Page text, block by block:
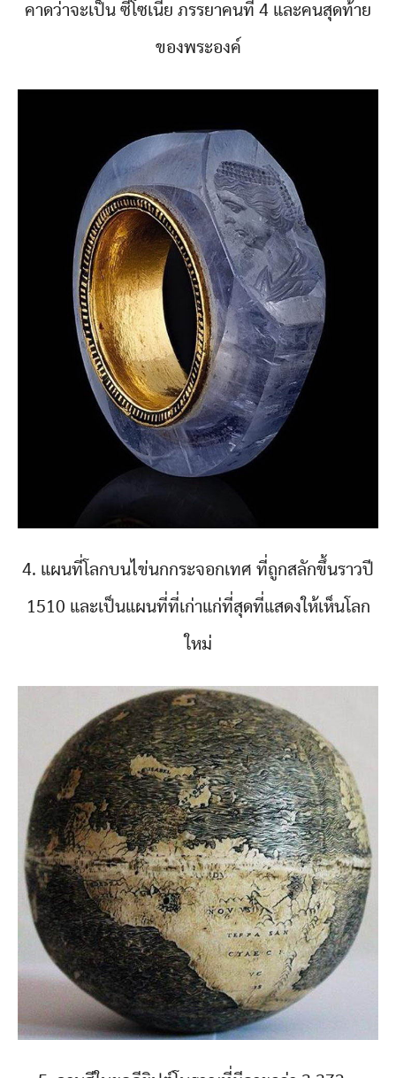
คาดว่าจะเป็น ซีโซเนีย ภรรยาคนที่ 4 และคนสุดท้าย
ของพระองค์
4. แผนที่โลกบนไข่นกกระจอกเทศ ที่ถูกสลักขึ้นราวปี
1510 และเป็นแผนที่ที่เก่าแก่ที่สุดที่แสดงให้เห็นโลก
ใหม่